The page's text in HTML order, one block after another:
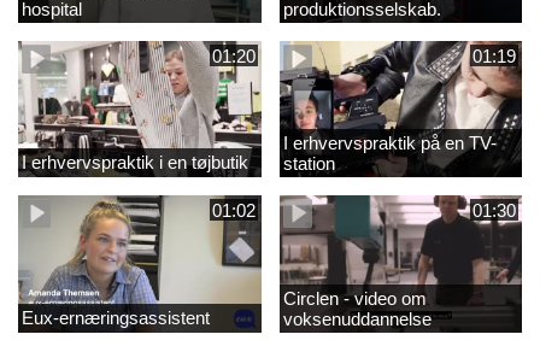
hospital
produktionsselskab.
01:20
I erhvervspraktik i en tøjbutik
01:19
I erhvervspraktik på en TV-
station
01:02
Eux-ernæringsassistent
01:30
Circlen - video om
voksenuddannelse